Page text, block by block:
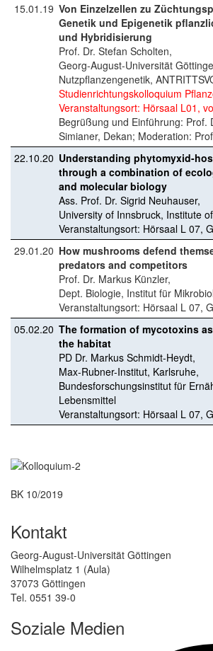
15.01.19 Von Einzelzellen zu
Genetik und Epigenetik
und Hybridisierung
Prof. Dr. Stefan Scholten,
Georg-August-Universität
Nutzpflanzengenetik,
Studienrichtungskolloquium
Veranstaltungsort: Hörsaal L01,
Begrüßung und Einführung: Prof.
Simianer, Dekan; Moderation:
22.10.20 Understanding phytomyxid-
through a combination of
and molecular biology
Ass. Prof. Dr. Sigrid Neuhauser,
University of Innsbruck, Institute
Veranstaltungsort: Hörsaal L 07,
29.01.20 How mushrooms defend
predators and competitors
Prof. Dr. Markus Künzler,
Dept. Biologie, Institut für
Veranstaltungsort: Hörsaal L 07,
05.02.20 The formation of mycotoxins
the habitat
PD Dr. Markus Schmidt-Heydt,
Max-Rubner-Institut, Karlsruhe,
Bundesforschungsinstitut für
Lebensmittel
Veranstaltungsort: Hörsaal L 07,
BK 10/2019
Kontakt
Georg-August-Universität Göttingen
Wilhelmsplatz 1 (Aula)
37073 Göttingen
Tel. 0551 39-0
Soziale Medien